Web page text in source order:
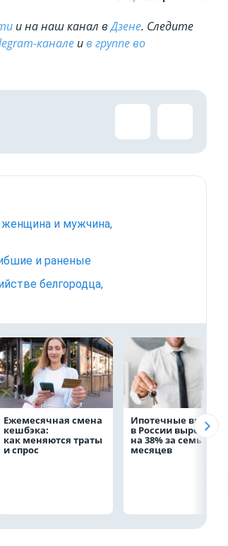
и на наш канал вДзене. Cледите
канале ив группе во
и мужчина,
и раненые
белгородца,
Ежемесячная смена
кешбэка:
как меняются траты
и спрос
Ипотечные выдачи
в России выросли
на 38% за семь
месяцев